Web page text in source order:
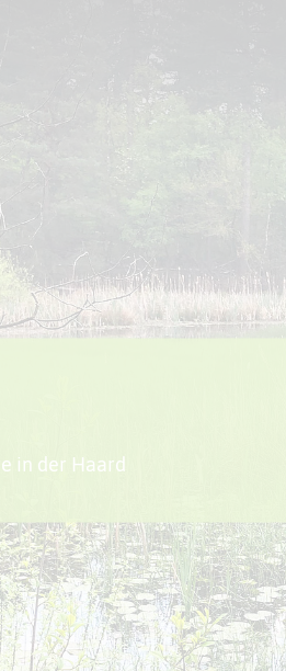
Sport + Bewegung
in der Haard